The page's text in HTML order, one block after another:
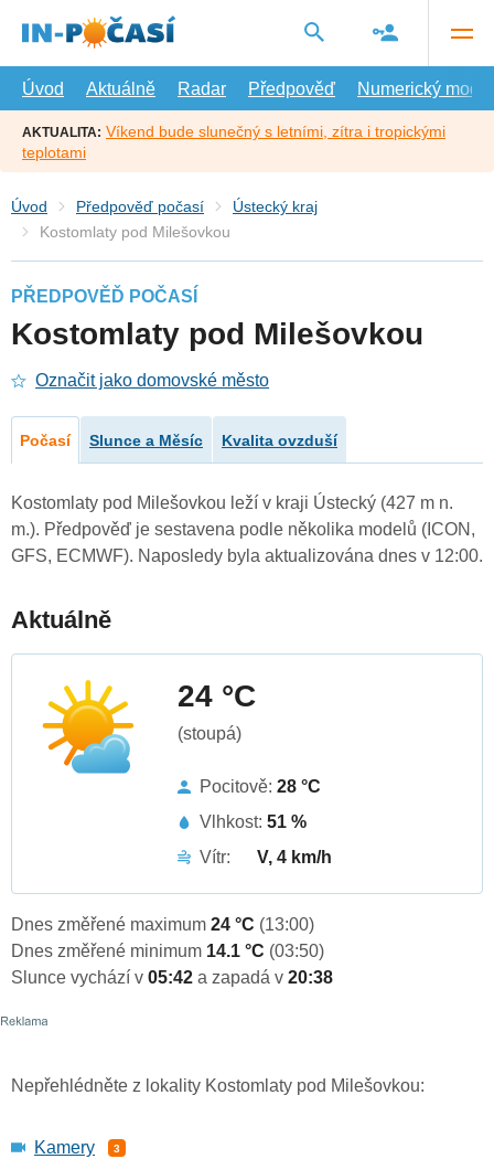
hlavní
Úvod
Aktuálně Radar Předpověď Numerický model
AKTUALITA: Víkend bude slunečný s letními, zítra i tropickými
teplotami
Úvod Předpověď počasí
Ústecký kraj
Kostomlaty pod Milešovkou
PŘEDPOVĚĎ POČASÍ
Kostomlaty pod Milešovkou
Označit jako domovské město
Počasí Slunce a Měsíc Kvalita ovzduší
Kostomlaty pod Milešovkou leží v kraji Ústecký (427 m n.
m.). Předpověď je sestavena podle několika modelů (ICON,
GFS, ECMWF). Naposledy byla aktualizována dnes v 12:00.
Aktuálně
24 °C
(stoupá)
Pocitově: 28 °C
Vlhkost: 51 %
Vítr:
V, 4 km/h
Dnes změřené maximum 24 °C (13:00)
Dnes změřené minimum 14.1 °C (03:50)
Slunce vychází v 05:42 a zapadá v 20:38
Nepřehlédněte z lokality Kostomlaty pod Milešovkou:
Kamery 3